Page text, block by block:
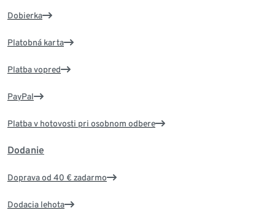
Dobierka
Platobná karta
Platba vopred
PayPal
Platba v hotovosti pri osobnom odbere
Dodanie
Doprava od 40 € zadarmo
Dodacia lehota